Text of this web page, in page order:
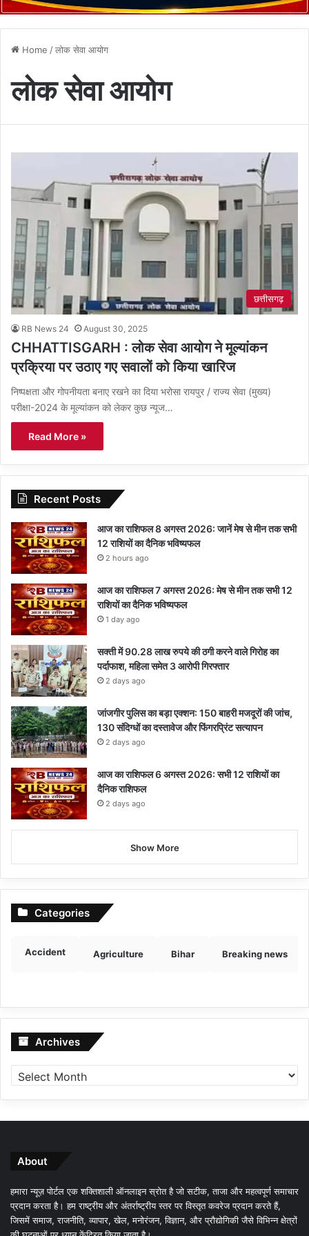
Home /लोक सेवा आयोग
लोक सेवा आयोग
छत्तीसगढ़
RB News 24 August 30, 2025
CHHATTISGARH : लोक सेवा आयोग ने मूल्यांकन
प्रक्रिया पर उठाए गए सवालों को किया खारिज
निष्पक्षता और गोपनीयता बनाए रखने का दिया भरोसा रायपुर / राज्य सेवा (मुख्य)
परीक्षा-2024 के मूल्यांकन को लेकर कुछ न्यूज…
Read More »
Recent Posts
आज का राशिफल 8 अगस्त 2026: जानें मेष से मीन तक सभी
12 राशियों का दैनिक भविष्यफल
2 hours ago
आज का राशिफल 7 अगस्त 2026: मेष से मीन तक सभी 12
राशियों का दैनिक भविष्यफल
1 day ago
सक्ती में 90.28 लाख रुपये की ठगी करने वाले गिरोह का
पर्दाफाश, महिला समेत 3 आरोपी गिरफ्तार
2 days ago
जांजगीर पुलिस का बड़ा एक्शन: 150 बाहरी मजदूरों की जांच,
130 संदिग्धों का दस्तावेज और फिंगरप्रिंट सत्यापन
2 days ago
आज का राशिफल 6 अगस्त 2026: सभी 12 राशियों का
दैनिक राशिफल
2 days ago
Show More
Categories
Accident Agriculture Bihar Breaking news
Archives Archives
About
हमारा न्यूज़ पोर्टल एक शक्तिशाली ऑनलाइन स्रोत है जो सटीक, ताजा और महत्वपूर्ण समाचार
प्रदान करता है। हम राष्ट्रीय और अंतर्राष्ट्रीय स्तर पर विस्तृत कवरेज प्रदान करते हैं,
जिसमें समाज, राजनीति, व्यापार, खेल, मनोरंजन, विज्ञान, और प्रौद्योगिकी जैसे विभिन्न क्षेत्रों